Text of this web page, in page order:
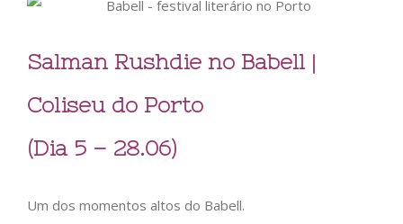
Salman Rushdie no Babell |
Coliseu do Porto
(Dia 5 – 28.06)
Um dos momentos altos do Babell.